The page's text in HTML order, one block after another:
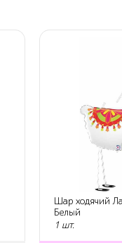
Шар ходячий
Белый
1 шт.